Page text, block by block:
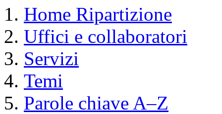
Home Ripartizione
Uffici e collaboratori
Servizi
Temi
Parole chiave A–Z